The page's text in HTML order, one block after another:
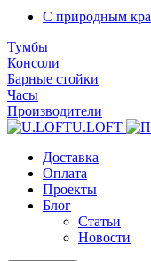
С природным
Тумбы
Консоли
Барные стойки
Часы
Производители
U.LOFT
Доставка
Оплата
Проекты
Блог
Статьи
Новости